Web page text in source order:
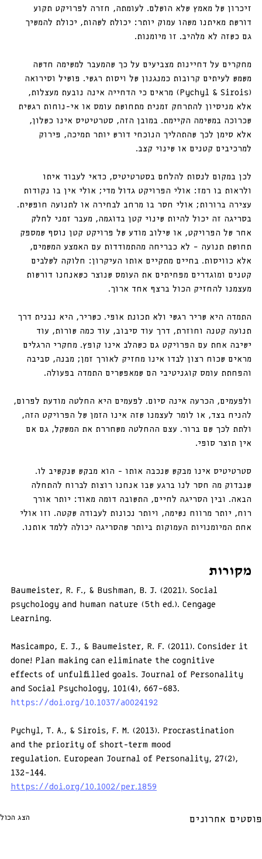
זיכרון של מאמץ שלא הושלם. לעומתה, חזרה לפרויקט תקוע
דורשת מאיתנו משהו עמוק יותר: יכולת לשהות, יכולת להמשיך
גם כשזה לא מלהיב. זו מיומנות.
מחקרים על דחיינות מצביעים על כך שהמעבר למשימה חדשה
משמש לעיתים קרובות כמנגנון של ויסות רגשי. פושיל וסירואה
(Pychyl & Sirois) מראים כי הדחייה אינה נובעת מעצלות,
אלא מניסיון להתרחק זמנית מתחושת עומס או אי-נוחות רגשית
שכרוכה במשימה הקיימת. במובן הזה, סטרטיטיס אינו כשלון,
אלא סימן לכך שהתהליך הנוכחי דורש יותר תמיכה, פירוק
למרכיבים קטנים או שינוי קצב.
לכן במקום לנסות להלחם בסטרטיטיס, כדאי לעבוד איתו
ולראות בו רמז: אולי הפרויקט גדול מדי; אולי אין בו נקודות
עצירה ברורות; אולי חסר בו מרחב לבחירה או לתנועה חופשית.
בסריגה זה יכול להיות שינוי קטן בדוגמה, מעבר זמני לחלק
אחר של הפרויקט, או שילוב מודע של פרויקט קטן נוסף שמספק
תחושת תנועה – לא כבריחה מהתמודדות עם האמצע המשמים,
אלא כוויסות. בחיים מתקיים אותו העיקרון: חלוקה לשלבים
קטנים ומוגדרים מפחיתים את העומס שנוצר כשאנחנו דורשות
מעצמנו להחזיק הכול ברצף אחד ארוך.
התמדה היא שריר רגשי ולא תכונת אופי. כשריר, היא נבנית דרך
תנועה קטנה וחוזרת, דרך עוד סיבוב, עוד כמה שורות, עוד
ישיבה אחת עם הפרויקט גם כשהלב אינו קופץ. מחקרי הרגלים
מראים שכוח רצון לבדו אינו מחזיק לאורך זמן; מבנה, סביבה
והפחתת עומס קוגניטיבי הם שמאפשרים התמדה בפעולה.
ולפעמים, הכרעה אינה סיום. לפעמים היא החלטה מודעת לפרום,
להניח בצד, או לומר לעצמנו שזה אינו הזמן של הפרויקט הזה,
ולתת לכך שם ברור. עצם ההחלטה משחררת את המשקל, גם אם
אין תוצר סופי.
סטרטיטיס אינו מבקש שנכבה אותו - הוא מבקש שנקשיב לו.
שנבדוק מה חסר לנו ברגע שבו אנחנו רוצות לברוח להתחלה
הבאה. ובין הסריגה לחיים, התשובה דומה מאוד: יותר אורך
רוח, יותר מרווח נשימה, ויותר נכונות לעבודה שקטה. וזו אולי
אחת המיומנויות העמוקות ביותר שהסריגה יכולה ללמד אותנו.
מקורות
Baumeister, R. F., & Bushman, B. J. (2021). Social
psychology and human nature (5th ed.). Cengage
Learning.
Masicampo, E. J., & Baumeister, R. F. (2011). Consider it
done! Plan making can eliminate the cognitive
effects of unfulfilled goals. Journal of Personality
and Social Psychology, 101(4), 667–683.
https://doi.org/10.1037/a0024192
Pychyl, T. A., & Sirois, F. M. (2013). Procrastination
and the priority of short-term mood
regulation. European Journal of Personality, 27(2),
132–144.
https://doi.org/10.1002/per.1859
פוסטים אחרונים הצג הכול